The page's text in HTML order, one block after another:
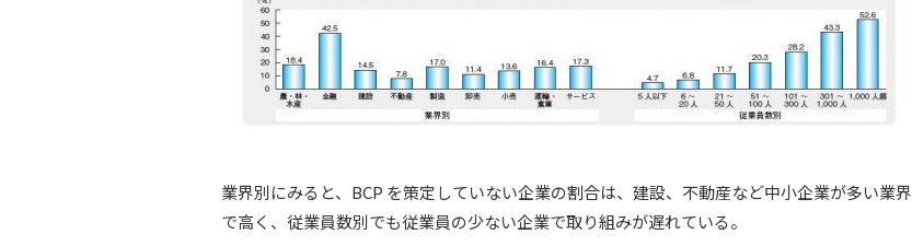
業界別にみると、BCP を策定していない企業の割合は、建設、不動産など中小企業が多い業界
で高く、従業員数別でも従業員の少ない企業で取り組みが遅れている。